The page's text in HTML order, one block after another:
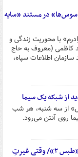
در مستند «سایه
با محوریت زندگی و
(معروف به حاج
سازمان اطلاعات سپاه،
از شبکه یک سیما
از سه شنبه، هر شب‌
روایت حماسه مردمی در «طبس ۲»/ وقتی غیرتِ